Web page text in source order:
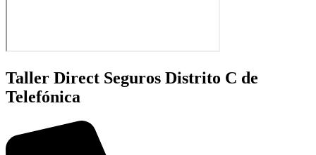
Taller Direct Seguros Distrito C de
Telefónica